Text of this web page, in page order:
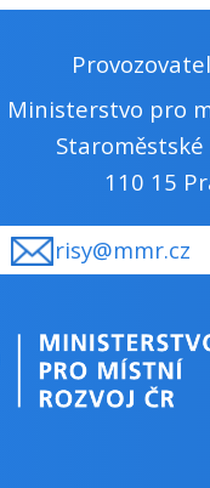
Ministerstvo pro
110 15
risy@mmr.cz